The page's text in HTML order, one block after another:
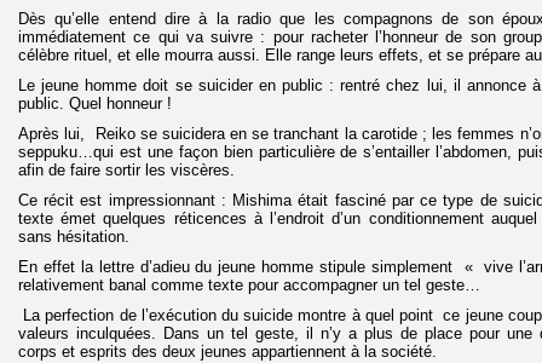
Dès qu’elle entend dire à la radio que les compagnons de son
immédiatement ce qui va suivre : pour racheter l’honneur de son
célèbre rituel, et elle mourra aussi. Elle range leurs effets, et se prépare
Le jeune homme doit se suicider en public : rentré chez lui, il annonce
public. Quel honneur !
Après lui, Reiko se suicidera en se tranchant la carotide ; les femmes
seppuku…qui est une façon bien particulière de s’entailler l’abdomen,
afin de faire sortir les viscères.
Ce récit est impressionnant : Mishima était fasciné par ce type de
texte émet quelques réticences à l’endroit d’un conditionnement
sans hésitation.
En effet la lettre d’adieu du jeune homme stipule simplement « vive
relativement banal comme texte pour accompagner un tel geste…
La perfection de l’exécution du suicide montre à quel point ce jeune
valeurs inculquées. Dans un tel geste, il n’y a plus de place pour une
corps et esprits des deux jeunes appartiennent à la société.